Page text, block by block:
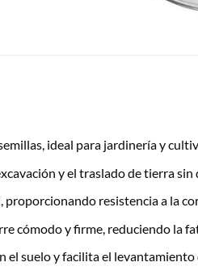
ideal para jardinería y
y el traslado de tierra sin
resistencia a la
cómodo y firme, reduciendo la
suelo y facilita el